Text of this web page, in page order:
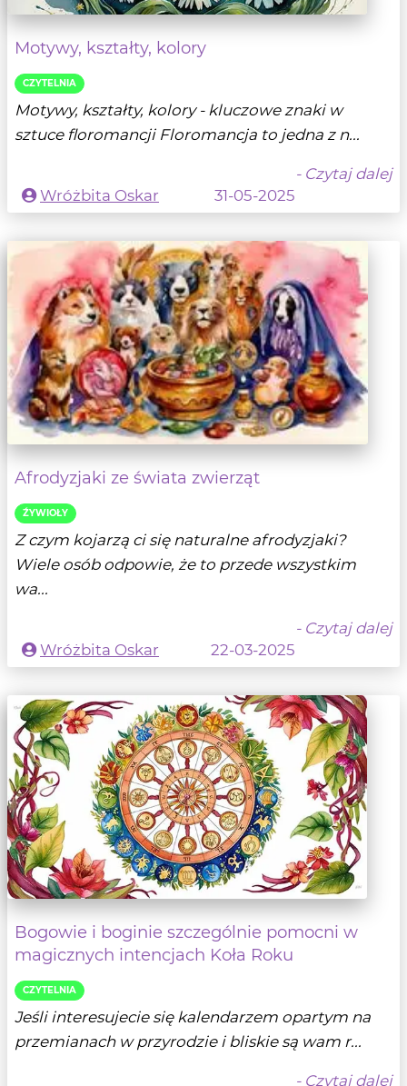
Motywy, kształty, kolory
CZYTELNIA
Motywy, kształty, kolory - kluczowe znaki w
sztuce floromancji Floromancja to jedna z n...
- Czytaj dalej
Wróżbita Oskar
31-05-2025
Afrodyzjaki ze świata zwierząt
ŹYWIOŁY
Z czym kojarzą ci się naturalne afrodyzjaki?
Wiele osób odpowie, że to przede wszystkim
wa...
- Czytaj dalej
Wróżbita Oskar
22-03-2025
Bogowie i boginie szczególnie pomocni w
magicznych intencjach Koła Roku
CZYTELNIA
Jeśli interesujecie się kalendarzem opartym na
przemianach w przyrodzie i bliskie są wam r...
- Czytaj dalej